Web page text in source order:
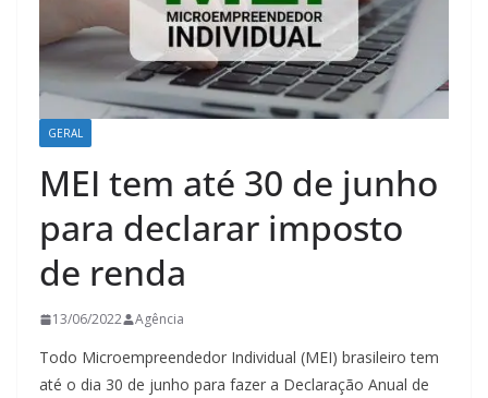
GERAL
MEI tem até 30 de junho
para declarar imposto
de renda
13/06/2022 Agência
Todo Microempreendedor Individual (MEI) brasileiro tem
até o dia 30 de junho para fazer a Declaração Anual de